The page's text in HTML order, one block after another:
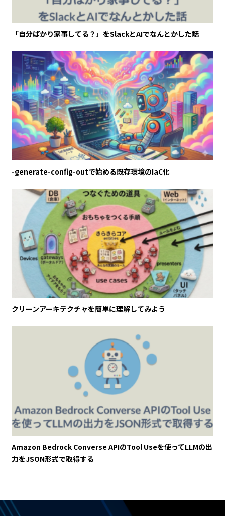
「自分ばかり家事してる？」をSlackとAIでなんとかした話
-generate-config-outで始める既存環境のIaC化
クリーンアーキテクチャを簡単に理解してみよう
Amazon Bedrock Converse APIのTool Useを使ってLLMの出
力をJSON形式で取得する